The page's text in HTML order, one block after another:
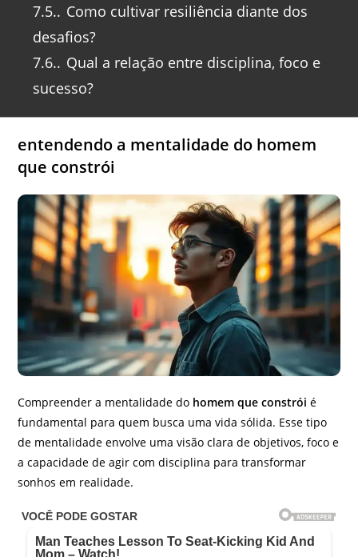
7.5. Como cultivar resiliência diante dos
desafios?
7.6. Qual a relação entre disciplina, foco e
sucesso?
entendendo a mentalidade do homem
que constrói
Compreender a mentalidade do homem que constrói é
fundamental para quem busca uma vida sólida. Esse tipo
de mentalidade envolve uma visão clara de objetivos, foco e
a capacidade de agir com disciplina para transformar
sonhos em realidade.